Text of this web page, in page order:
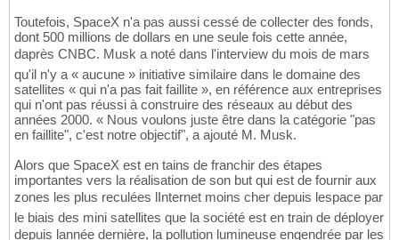
Toutefois, SpaceX n'a pas aussi cessé de collecter des fonds,
dont 500 millions de dollars en une seule fois cette année,
daprès CNBC. Musk a noté dans l'interview du mois de mars
qu'il n'y a « aucune » initiative similaire dans le domaine des
satellites « qui n'a pas fait faillite », en référence aux entreprises
qui n'ont pas réussi à construire des réseaux au début des
années 2000. « Nous voulons juste être dans la catégorie "pas
en faillite", c'est notre objectif", a ajouté M. Musk.
Alors que SpaceX est en tains de franchir des étapes
importantes vers la réalisation de son but qui est de fournir aux
zones les plus reculées lInternet moins cher depuis lespace par
le biais des mini satellites que la société est en train de déployer
depuis lannée dernière, la pollution lumineuse engendrée par les